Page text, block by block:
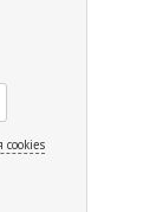
cookies